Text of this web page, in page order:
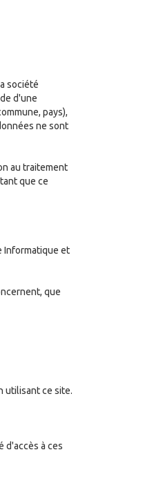
société
d'une
pays),
ne sont
au traitement
que ce
Informatique et
que
utilisant ce site.
d'accès à ces